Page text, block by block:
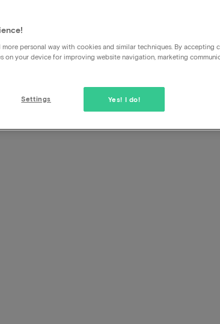
Geschenkkarte ist eine digitale Karte, mit
wenn Sie ein Hotelpaket bei uns buchen.
etwas anderes als ein Rabattcode.
personal way with cookies and similar techniques. By accepting
on your device for improving website navigation, marketing
Yes! I do!
Settings